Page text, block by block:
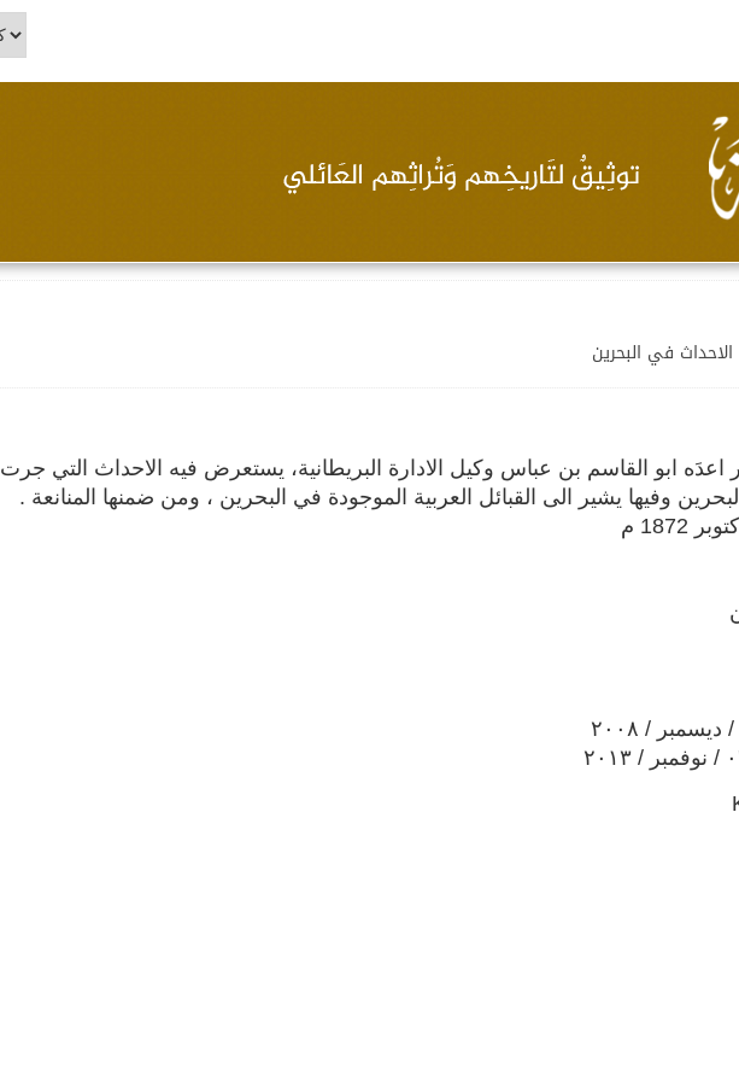
في البحرين
اعدَه ابو القاسم بن عباس وكيل الادارة البريطانية، يستعرض فيه الاحداث التي جرت
وفيها يشير الى القبائل العربية الموجودة في البحرين ، ومن ضمنها المنانعة .